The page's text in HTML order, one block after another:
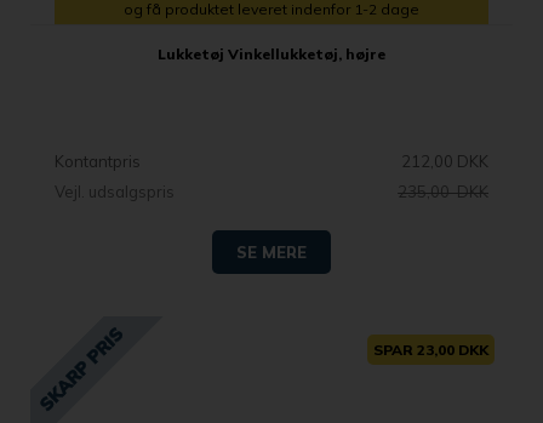
og få produktet leveret indenfor 1-2 dage
Lukketøj Vinkellukketøj, højre
Kontantpris
212,00 DKK
Vejl. udsalgspris
235,00 DKK
SE MERE
SPAR 23,00 DKK